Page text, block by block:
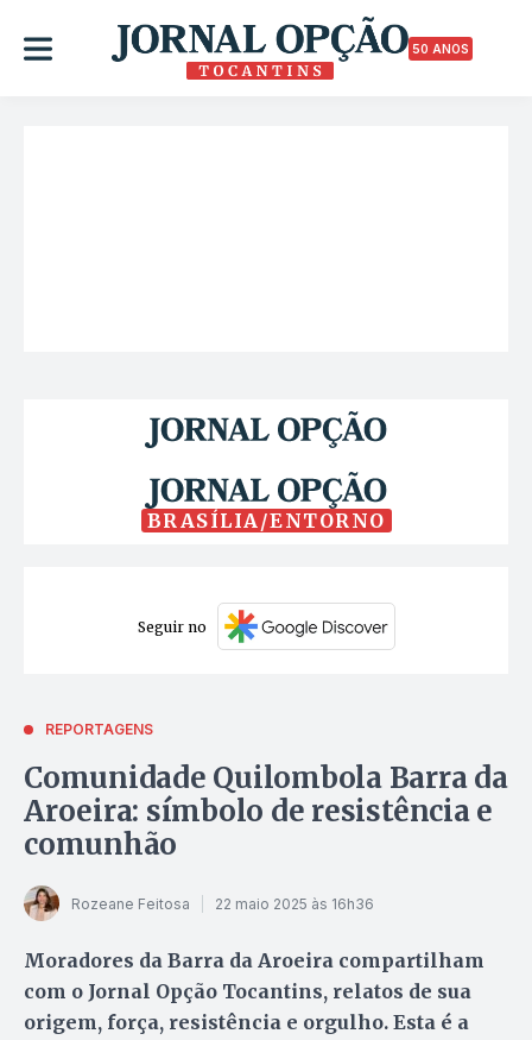
50 ANOS
BRASÍLIA/ENTORNO
Seguir no
REPORTAGENS
Comunidade Quilombola Barra da
Aroeira: símbolo de resistência e
comunhão
Rozeane Feitosa 22 maio 2025 às 16h36
Moradores da Barra da Aroeira compartilham
com o Jornal Opção Tocantins, relatos de sua
origem, força, resistência e orgulho. Esta é a